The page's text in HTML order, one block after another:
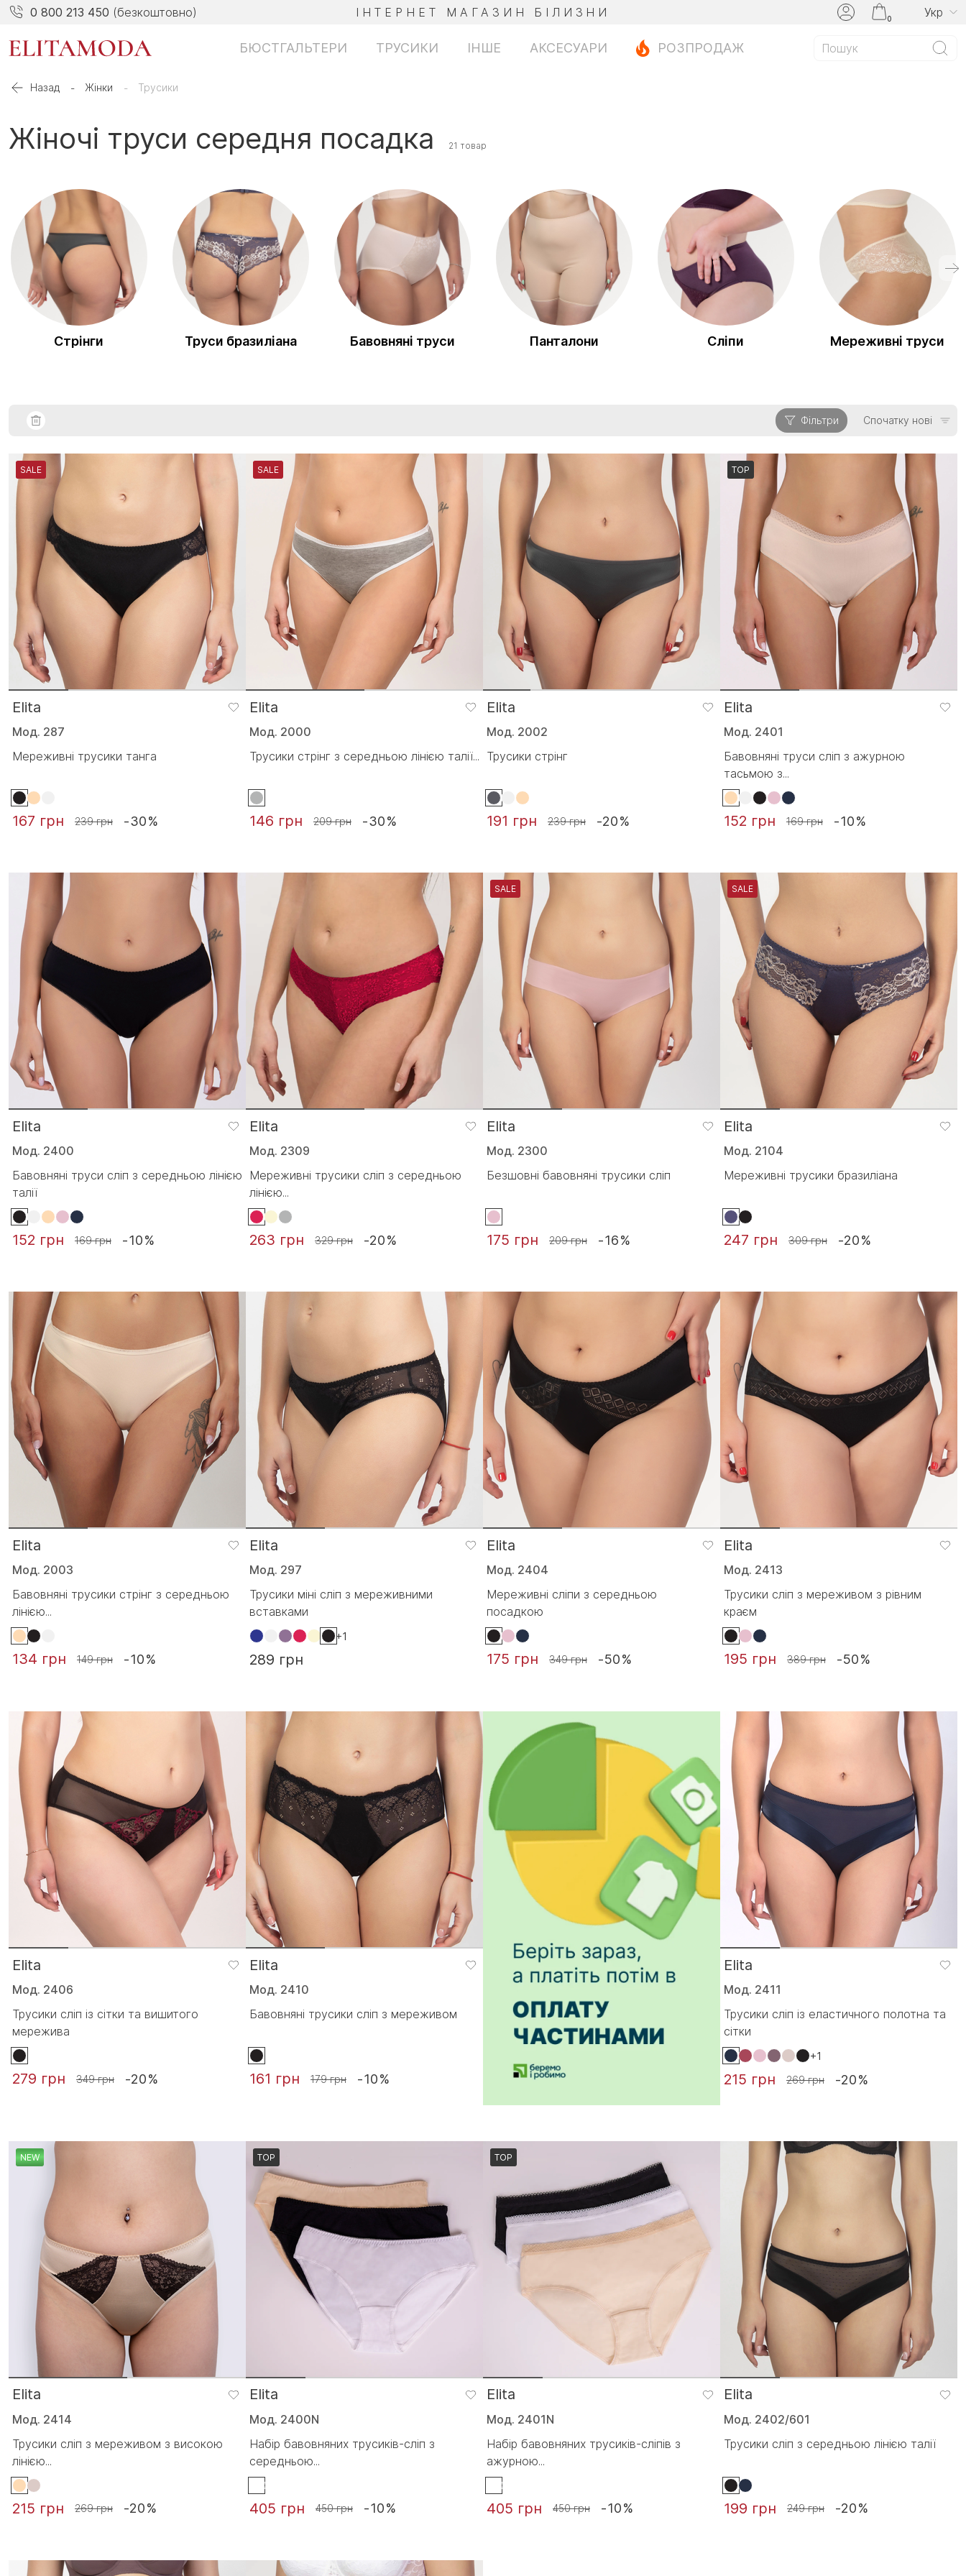
0 800 213 450 (безкоштовно) ІНТЕРНЕТ МАГАЗИН БІЛИЗНИ 0 Укр
БЮСТГАЛЬТЕРИ ТРУСИКИ ІНШЕ АКСЕСУАРИ РОЗПРОДАЖ
Назад Жінки Трусики
Жіночі труси середня посадка 21 товар
Стрінги Труси бразиліана Бавовняні труси Панталони Сліпи Мереживні труси
Фільтри Спочатку нові
SALE
Elita
Мод. 287
Мереживні трусики танга
167 грн 239 грн -30%
SALE
Elita
Мод. 2000
Трусики стрінг з середньою лінією талії...
146 грн 209 грн -30%
Elita
Мод. 2002
Трусики стрінг
191 грн 239 грн -20%
TOP
Elita
Мод. 2401
Бавовняні труси сліп з ажурною
тасьмою з...
152 грн 169 грн -10%
Elita
Мод. 2400
Бавовняні труси сліп з середньою лінією
талії
152 грн 169 грн -10%
Elita
Мод. 2309
Мереживні трусики сліп з середньою
лінією...
263 грн 329 грн -20%
SALE
Elita
Мод. 2300
Безшовні бавовняні трусики сліп
175 грн 209 грн -16%
SALE
Elita
Мод. 2104
Мереживні трусики бразиліана
247 грн 309 грн -20%
Elita
Мод. 2003
Бавовняні трусики стрінг з середньою
лінією...
134 грн 149 грн -10%
Elita
Мод. 297
Трусики міні сліп з мереживними
вставками
+1
289 грн
Elita
Мод. 2404
Мереживні сліпи з середньою
посадкою
175 грн 349 грн -50%
Elita
Мод. 2413
Трусики сліп з мереживом з рівним
краєм
195 грн 389 грн -50%
Elita
Мод. 2406
Трусики сліп із сітки та вишитого
мережива
279 грн 349 грн -20%
Elita
Мод. 2410
Бавовняні трусики сліп з мереживом
161 грн 179 грн -10%
Elita
Мод. 2411
Трусики сліп із еластичного полотна та
сітки
+1
215 грн 269 грн -20%
NEW
Elita
Мод. 2414
Трусики сліп з мереживом з високою
лінією...
215 грн 269 грн -20%
TOP
Elita
Мод. 2400N
Набір бавовняних трусиків-сліп з
середньою...
405 грн 450 грн -10%
TOP
Elita
Мод. 2401N
Набір бавовняних трусиків-сліпів з
ажурною...
405 грн 450 грн -10%
Elita
Мод. 2402/601
Трусики сліп з середньою лінією талії
199 грн 249 грн -20%